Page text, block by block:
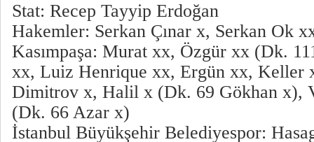
Stat: Recep Tayyip Erdoğan
Hakemler: Serkan Çınar x, Serkan Ok
Kasımpaşa: Murat xx, Özgür xx (Dk.
xx, Luiz Henrique xx, Ergün xx, Keller
Dimitrov x, Halil x (Dk. 69 Gökhan x),
(Dk. 66 Azar x)
İstanbul Büyükşehir Belediyespor: